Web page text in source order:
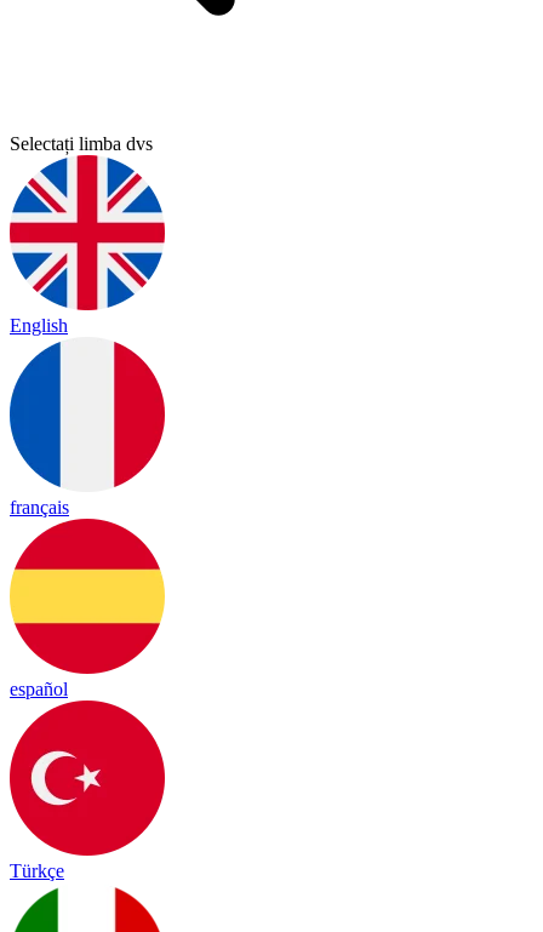
Selectați limba dvs
English
français
español
Türkçe